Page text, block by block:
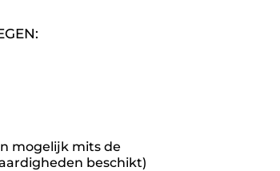
mogelijk mits de
beschikt)